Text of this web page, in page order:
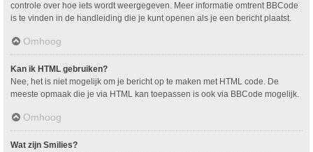
controle over hoe iets wordt weergegeven. Meer informatie omtrent BBCode
is te vinden in de handleiding die je kunt openen als je een bericht plaatst.
Omhoog
Kan ik HTML gebruiken?
Nee, het is niet mogelijk om je bericht op te maken met HTML code. De
meeste opmaak die je via HTML kan toepassen is ook via BBCode mogelijk.
Omhoog
Wat zijn Smilies?